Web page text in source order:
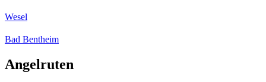
Wesel
Bad Bentheim
Angelruten